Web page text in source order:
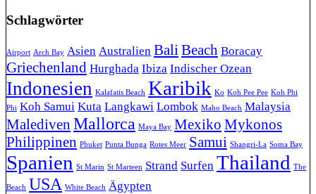
Schlagwörter
Airport Arch Bay Asien Australien BaliBeach Boracay
Griechenland Hurghada Ibiza Indischer Ozean
Indonesien Kalafatis Beach Karibik Ko Koh Pee Pee Koh Phi
Phi Koh Samui Kuta Langkawi Lombok Maho Beach Malaysia
Malediven Mallorca Maya Bay Mexiko Mykonos
Philippinen Phuket Punta Bunga Rotes Meer Samui Shangri-La Soma Bay
Spanien St Marin St Marteen Strand Surfen Thailand The
Beach USA White Beach Ägypten